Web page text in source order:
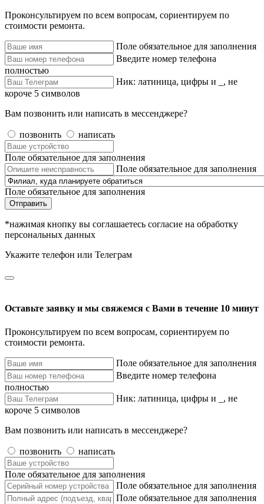
Проконсультируем по всем вопросам, сориентируем по
стоимости ремонта.
Поле обязательное для заполнения
Введите номер телефона
полностью
Ник: латиница, цифры и _, не
короче 5 символов
Вам позвонить или написать в мессенджере?
позвонить написать
Поле обязательное для заполнения
Поле обязательное для заполнения
Поле обязательное для заполнения
Отправить
*нажимая кнопку вы соглашаетесь согласие на обработку
персональных данных
Укажите телефон или Телеграм
Оставьте заявку и мы свяжемся с Вами в течение 10 минут
Проконсультируем по всем вопросам, сориентируем по
стоимости ремонта.
Поле обязательное для заполнения
Введите номер телефона
полностью
Ник: латиница, цифры и _, не
короче 5 символов
Вам позвонить или написать в мессенджере?
позвонить написать
Поле обязательное для заполнения
Поле обязательное для заполнения
Поле обязательное для заполнения